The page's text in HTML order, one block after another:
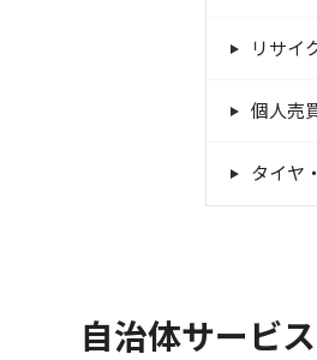
リサイ
個人売
タイヤ
自治体サービ